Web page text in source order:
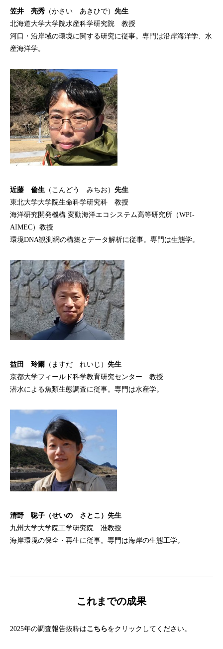
笠井 亮秀 （かさい あきひで） 先生
北海道大学大学院水産科学研究院 教授
河口・沿岸域の環境に関する研究に従事。専門は沿岸海洋学、水
産海洋学。
近藤 倫生 （こんどう みちお） 先生
東北大学大学院生命科学研究科 教授
海洋研究開発機構 変動海洋エコシステム高等研究所（WPI-
AIMEC）教授
環境DNA観測網の構築とデータ解析に従事。専門は生態学。
益田 玲爾 （ますだ れいじ） 先生
京都大学フィールド科学教育研究センター 教授
潜水による魚類生態調査に従事。専門は水産学。
清野 聡子 （せいの さとこ）先生
九州大学大学院工学研究院 准教授
海岸環境の保全・再生に従事。専門は海岸の生態工学。
これまでの成果
2025年の調査報告抜粋はこちらをクリックしてください。